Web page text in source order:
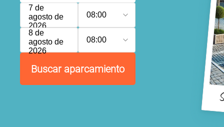
7 de
agosto de
2026
08:00
8 de
agosto de
2026
08:00
Buscar aparcamiento